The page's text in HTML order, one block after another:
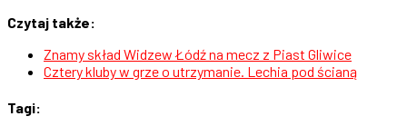
Czytaj także:
Znamy skład Widzew Łódź na mecz z Piast Gliwice
Cztery kluby w grze o utrzymanie. Lechia pod ścianą
Tagi: